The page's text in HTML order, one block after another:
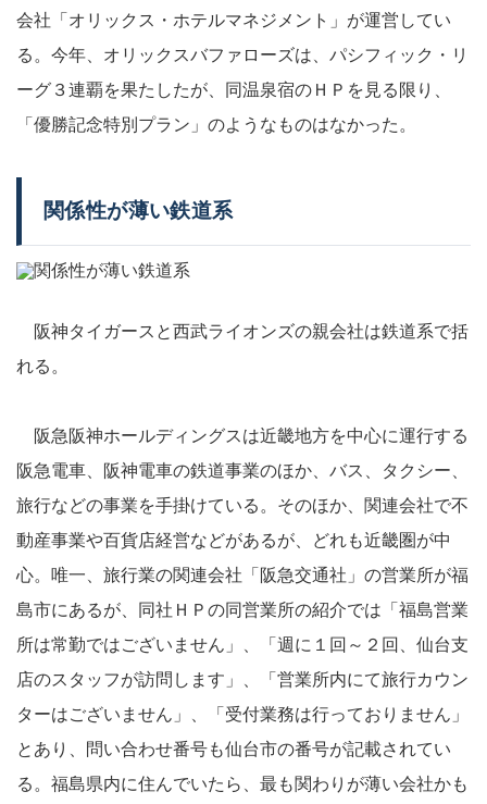
会社「オリックス・ホテルマネジメント」が運営してい
る。今年、オリックスバファローズは、パシフィック・リ
ーグ３連覇を果たしたが、同温泉宿のＨＰを見る限り、
「優勝記念特別プラン」のようなものはなかった。
関係性が薄い鉄道系
阪神タイガースと西武ライオンズの親会社は鉄道系で括
れる。
阪急阪神ホールディングスは近畿地方を中心に運行する
阪急電車、阪神電車の鉄道事業のほか、バス、タクシー、
旅行などの事業を手掛けている。そのほか、関連会社で不
動産事業や百貨店経営などがあるが、どれも近畿圏が中
心。唯一、旅行業の関連会社「阪急交通社」の営業所が福
島市にあるが、同社ＨＰの同営業所の紹介では「福島営業
所は常勤ではございません」、「週に１回～２回、仙台支
店のスタッフが訪問します」、「営業所内にて旅行カウン
ターはございません」、「受付業務は行っておりません」
とあり、問い合わせ番号も仙台市の番号が記載されてい
る。福島県内に住んでいたら、最も関わりが薄い会社かも